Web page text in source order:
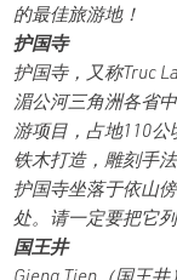
的最佳旅游地！
护国寺
护国寺，又称Truc
湄公河三角洲各省
游项目，占地110
铁木打造，雕刻手法
护国寺坐落于依山
处。请一定要把它
国王井
Gieng Tien（国王